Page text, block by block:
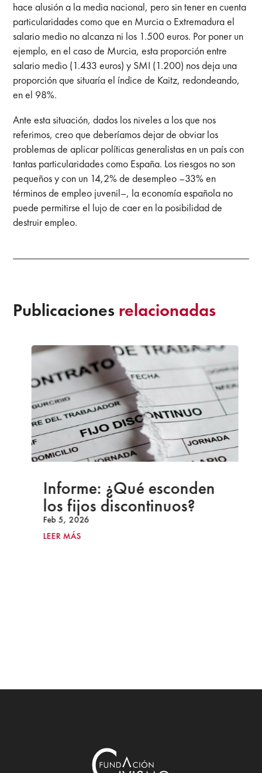
hace alusión a la media nacional, pero sin tener en cuenta
particularidades como que en Murcia o Extremadura el
salario medio no alcanza ni los 1.500 euros. Por poner un
ejemplo, en el caso de Murcia, esta proporción entre
salario medio (1.433 euros) y SMI (1.200) nos deja una
proporción que situaría el índice de Kaitz, redondeando,
en el 98%.
Ante esta situación, dados los niveles a los que nos
referimos, creo que deberíamos dejar de obviar los
problemas de aplicar políticas generalistas en un país con
tantas particularidades como España. Los riesgos no son
pequeños y con un 14,2% de desempleo –33% en
términos de empleo juvenil–, la economía española no
puede permitirse el lujo de caer en la posibilidad de
destruir empleo.
Publicaciones relacionadas
Informe: ¿Qué esconden
los fijos discontinuos?
Feb 5, 2026
LEER MÁS